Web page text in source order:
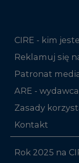
CIRE - kim
Reklamuj się
Patronat
ARE -
Zasady
Kontakt
Rok 2025 na